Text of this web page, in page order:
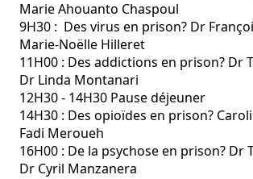
Marie Ahouanto Chaspoul
9H30 :  Des virus en prison? Dr
Marie-Noëlle Hilleret
11H00 : Des addictions en prison? Dr
Dr Linda Montanari
12H30 - 14H30 Pause déjeuner
14H30 : Des opioïdes en prison?
Fadi Meroueh
16H00 : De la psychose en prison? Dr
Dr Cyril Manzanera